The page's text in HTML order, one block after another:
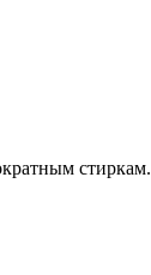
стиркам.